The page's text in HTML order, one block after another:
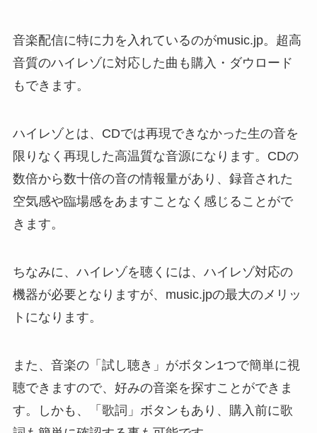
音楽配信に特に力を入れているのがmusic.jp。超高
音質のハイレゾに対応した曲も購入・ダウロード
もできます。
ハイレゾとは、CDでは再現できなかった生の音を
限りなく再現した高温質な音源になります。CDの
数倍から数十倍の音の情報量があり、録音された
空気感や臨場感をあますことなく感じることがで
きます。
ちなみに、ハイレゾを聴くには、ハイレゾ対応の
機器が必要となりますが、music.jpの最大のメリッ
トになります。
また、音楽の「試し聴き」がボタン1つで簡単に視
聴できますので、好みの音楽を探すことができま
す。しかも、「歌詞」ボタンもあり、購入前に歌